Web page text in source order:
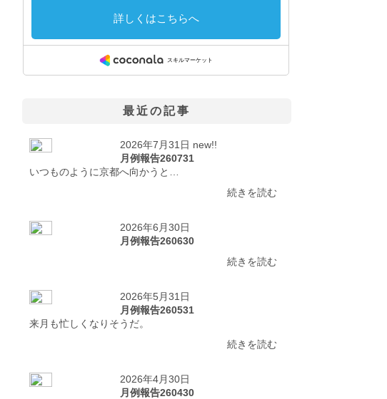
最近の記事
2026年7月31日 new!!
月例報告260731
いつものように京都へ向かうと…
続きを読む
2026年6月30日
月例報告260630
続きを読む
2026年5月31日
月例報告260531
来月も忙しくなりそうだ。
続きを読む
2026年4月30日
月例報告260430